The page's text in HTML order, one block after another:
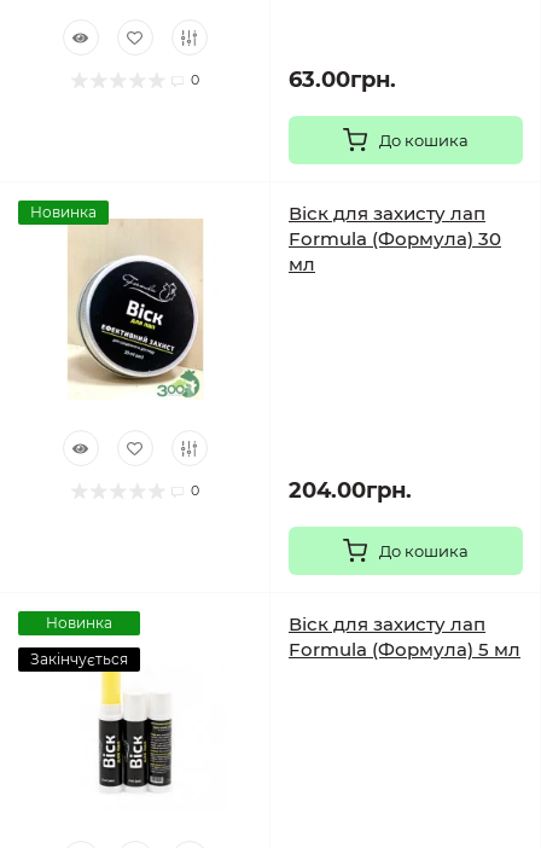
0 63.00грн.
До кошика
Новинка
0
Віск для захисту лап
Formula (Формула) 30
мл
204.00грн.
До кошика
Новинка
Закінчується
Віск для захисту лап
Formula (Формула) 5 мл